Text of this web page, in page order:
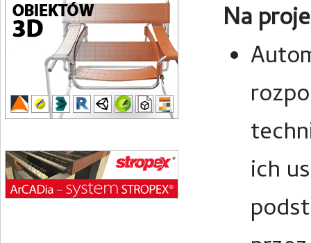
Na
ich